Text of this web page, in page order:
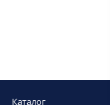
Каталог